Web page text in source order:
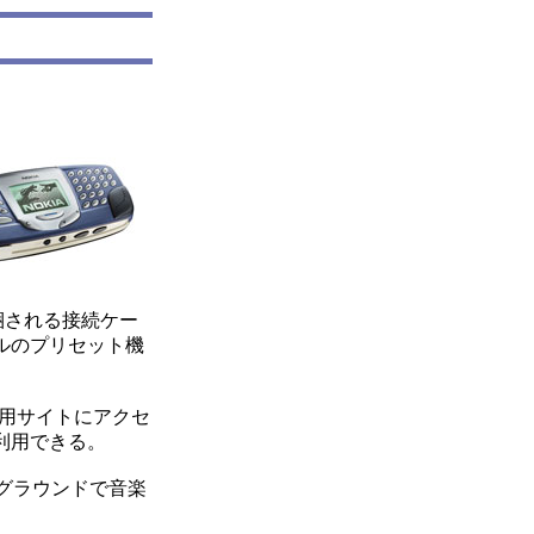
れる接続ケー
のプリセット機
サイトにアクセ
できる。
ラウンドで音楽